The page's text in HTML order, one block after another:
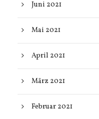
Juni 2021
Mai 2021
April 2021
März 2021
Februar 2021